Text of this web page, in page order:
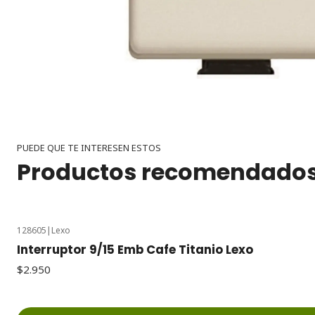
PUEDE QUE TE INTERESEN ESTOS
Productos
128605 | Lexo
Interruptor 9/15 Emb Cafe Titanio Lexo
$2.950